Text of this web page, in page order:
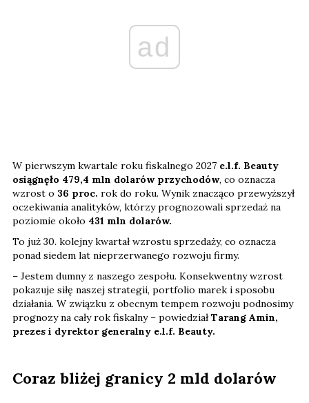
ad
W pierwszym kwartale roku fiskalnego 2027 e.l.f. Beauty
osiągnęło 479,4 mln dolarów przychodów, co oznacza
wzrost o 36 proc. rok do roku. Wynik znacząco przewyższył
oczekiwania analityków, którzy prognozowali sprzedaż na
poziomie około 431 mln dolarów.
To już 30. kolejny kwartał wzrostu sprzedaży, co oznacza
ponad siedem lat nieprzerwanego rozwoju firmy.
– Jestem dumny z naszego zespołu. Konsekwentny wzrost
pokazuje siłę naszej strategii, portfolio marek i sposobu
działania. W związku z obecnym tempem rozwoju podnosimy
prognozy na cały rok fiskalny – powiedziałTarang Amin,
prezes i dyrektor generalny e.l.f. Beauty.
Coraz bliżej granicy 2 mld dolarów